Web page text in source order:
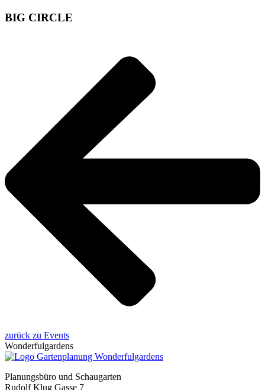
BIG CIRCLE
zurück zu Events
Wonderfulgardens
Planungsbüro und Schaugarten
Rudolf Klug Gasse 7